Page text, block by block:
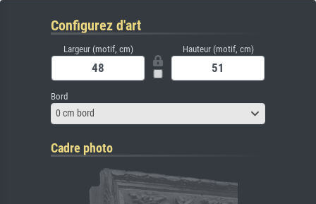
Configurez d'art
Largeur (motif, cm) Hauteur (motif, cm)
Bord
0 cm bord
Cadre photo